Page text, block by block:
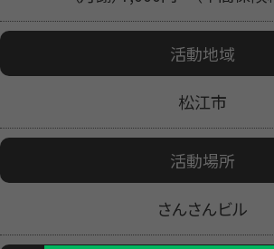
活動地域
松江市
活動場所
さんさんビル